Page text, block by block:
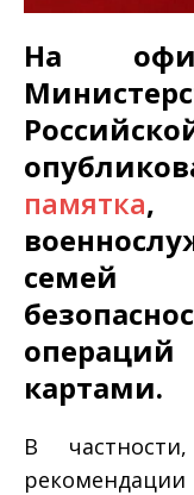
На
памятка,
семей
картами.
В